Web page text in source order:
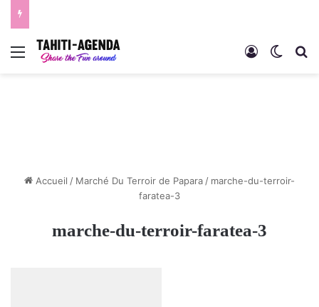
Menu Connexion
Accueil / Marché Du Terroir de Papara / marche-du-terroir-
faratea-3
marche-du-terroir-faratea-3